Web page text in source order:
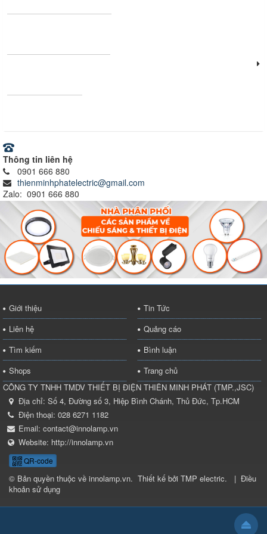
Thông tin liên hệ
0901 666 880
thienminhphatelectric@gmail.com
Zalo: 0901 666 880
Giới thiệu
Tin Tức
Liên hệ
Quảng cáo
Tìm kiếm
Bình luận
Shops
Trang chủ
CÔNG TY TNHH TMDV THIẾT BỊ ĐIỆN THIÊN MINH PHÁT (TMP.,JSC)
Địa chỉ: Số 4, Đường số 3, Hiệp Bình Chánh, Thủ Đức, Tp.HCM
Điện thoại: 028 6271 1182
Email: contact@innolamp.vn
Website: http://innolamp.vn
QR-code
© Bản quyền thuộc về innolamp.vn. Thiết kế bởi TMP electric. | Điều
khoản sử dụng